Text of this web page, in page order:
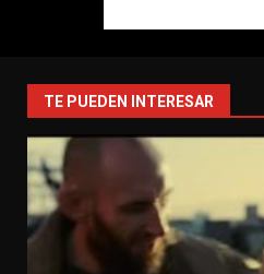
TE PUEDEN INTERESAR